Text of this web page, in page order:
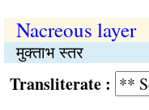
Nacreous layer
मुक्ताभ स्तर
: